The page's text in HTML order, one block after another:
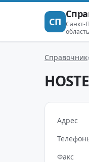
СП Санкт-
область
Справочник
Адрес
Факс